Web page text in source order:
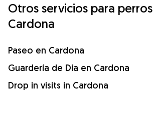
Otros servicios para
Cardona
Paseo en Cardona
Guardería de Día en Cardona
Drop in visits in Cardona